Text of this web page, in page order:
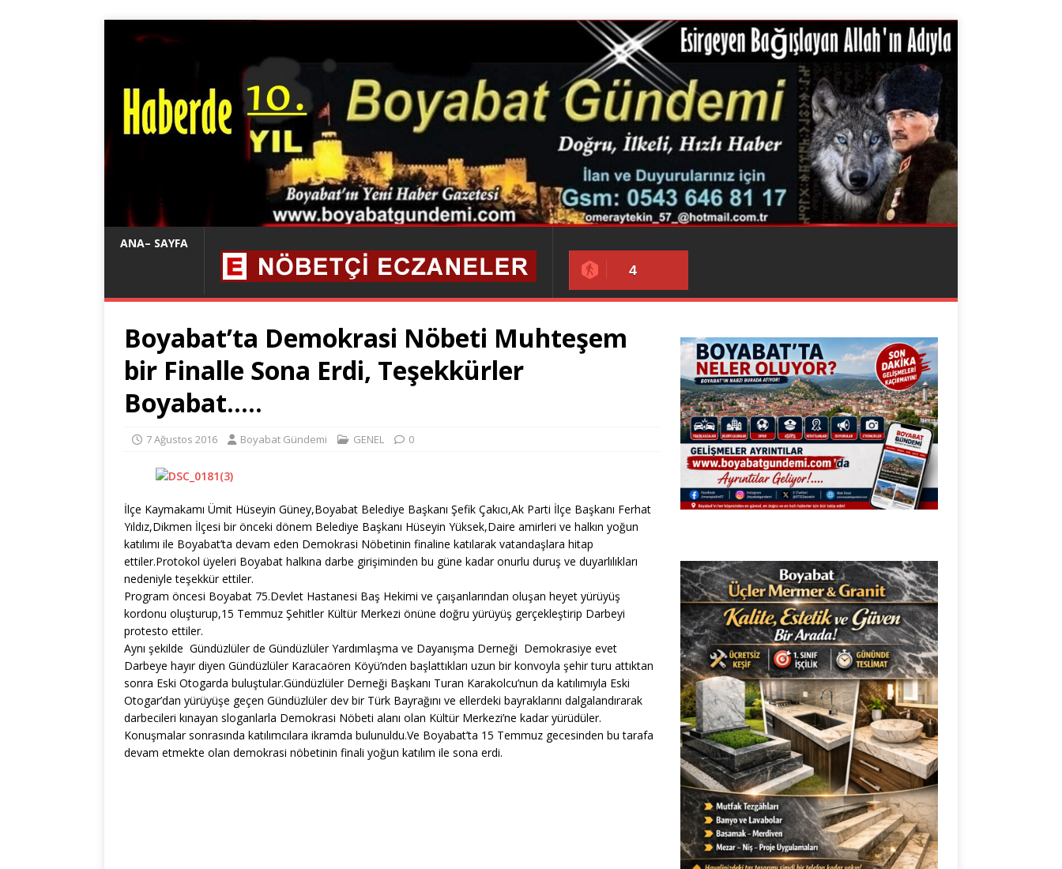
ANA– SAYFA
4
Boyabat’ta Demokrasi Nöbeti Muhteşem
bir Finalle Sona Erdi, Teşekkürler
Boyabat…..
7 Ağustos 2016 Boyabat Gündemi GENEL 0
İlçe Kaymakamı Ümit Hüseyin Güney,Boyabat Belediye Başkanı Şefik Çakıcı,Ak Parti İlçe Başkanı Ferhat
Yıldız,Dikmen İlçesi bir önceki dönem Belediye Başkanı Hüseyin Yüksek,Daire amirleri ve halkın yoğun
katılımı ile Boyabat’ta devam eden Demokrasi Nöbetinin finaline katılarak vatandaşlara hitap
ettiler.Protokol üyeleri Boyabat halkına darbe girişiminden bu güne kadar onurlu duruş ve duyarlılıkları
nedeniyle teşekkür ettiler.
Program öncesi Boyabat 75.Devlet Hastanesi Baş Hekimi ve çaışanlarından oluşan heyet yürüyüş
kordonu oluşturup,15 Temmuz Şehitler Kültür Merkezi önüne doğru yürüyüş gerçekleştirip Darbeyi
protesto ettiler.
Aynı şekilde Gündüzlüler de Gündüzlüler Yardımlaşma ve Dayanışma Derneği Demokrasiye evet
Darbeye hayır diyen Gündüzlüler Karacaören Köyü’nden başlattıkları uzun bir konvoyla şehir turu attıktan
sonra Eski Otogarda buluştular.Gündüzlüler Derneği Başkanı Turan Karakolcu’nun da katılımıyla Eski
Otogar’dan yürüyüşe geçen Gündüzlüler dev bir Türk Bayrağını ve ellerdeki bayraklarını dalgalandırarak
darbecileri kınayan sloganlarla Demokrasi Nöbeti alanı olan Kültür Merkezi’ne kadar yürüdüler.
Konuşmalar sonrasında katılımcılara ikramda bulunuldu.Ve Boyabat’ta 15 Temmuz gecesinden bu tarafa
devam etmekte olan demokrasi nöbetinin finali yoğun katılım ile sona erdi.